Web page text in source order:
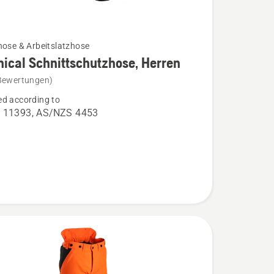
& Arbeitslatzhose
Schnittschutzhose, Herren
according to
11393, AS/NZS 4453